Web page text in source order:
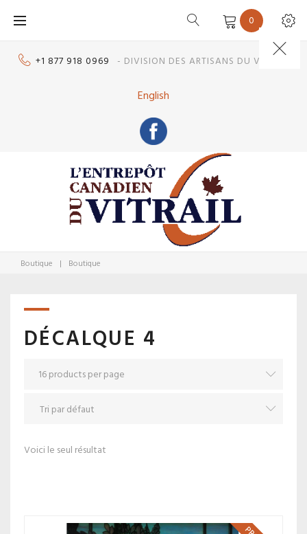
0
+1 877 918 0969 - DIVISION DES ARTISANS DU VITRAIL
English
Boutique | Boutique
DÉCALQUE 4
Voici le seul résultat